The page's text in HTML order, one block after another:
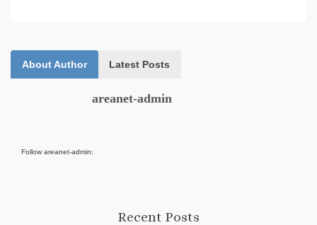
About Author Latest Posts
Follow areanet-admin:
areanet-admin
Recent Posts